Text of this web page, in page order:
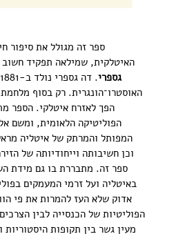
ספר זה מגולל את סיפור
האיטלקית, שמילאה תפקיד
גספרי
האוסטרו־הונגרית. רק בסוף
הפך לאזרח איטלקי. הספר
הפוליטיקה הלאומית, ומשם
המפותל והמרתק של איטליה
וכן חשיבותה וייחודיותה של
ספר זה. מתבררת בו גם מידת
באיטליה ועל זרמי המעמקים
אדוק שלא העז להמרות את פי
הפוליטיות של הכנסייה לבין
מעין גשר בין תקופות